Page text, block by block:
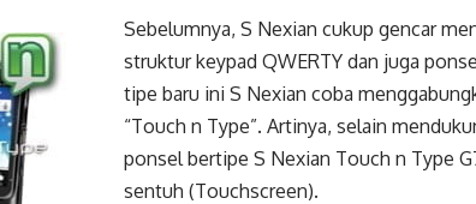
Sebelumnya, S Nexian cukup gencar
struktur keypad QWERTY dan juga
tipe baru ini S Nexian coba
“Touch n Type”. Artinya, selain
ponsel bertipe S Nexian Touch n Type
sentuh (Touchscreen).